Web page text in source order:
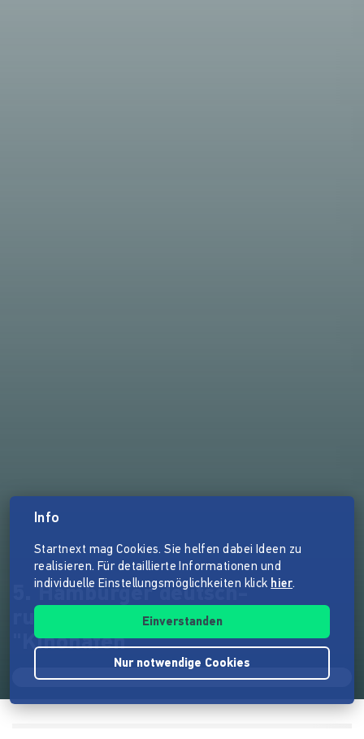
5. Hamburger deutsch-
russisches Kinoforum
"Kinohafen"
Info
Startnext mag Cookies. Sie helfen dabei Ideen zu
realisieren. Für detaillierte Informationen und
individuelle Einstellungsmöglichkeiten klick hier.
Einverstanden
Nur notwendige Cookies